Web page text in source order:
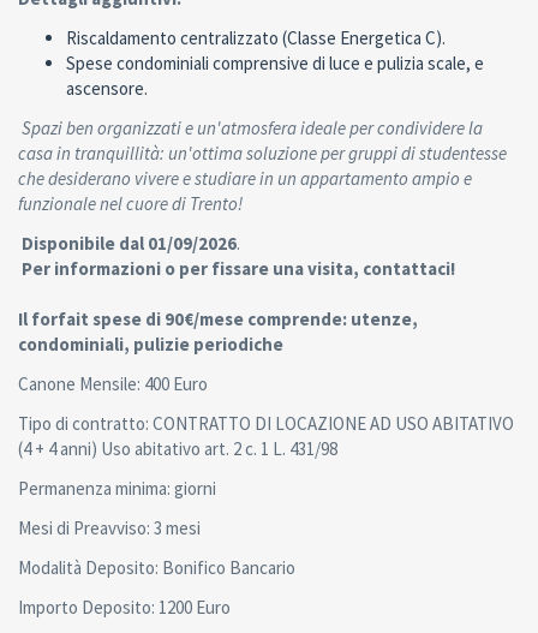
Riscaldamento centralizzato (Classe Energetica C).
Spese condominiali comprensive di luce e pulizia scale, e
ascensore.
Spazi ben organizzati e un'atmosfera ideale per condividere la
casa in tranquillità: un'ottima soluzione per gruppi di studentesse
che desiderano vivere e studiare in un appartamento ampio e
funzionale nel cuore di Trento!
Disponibile dal 01/09/2026.
Per informazioni o per fissare una visita, contattaci!
Il forfait spese di 90€/mese comprende: utenze,
condominiali, pulizie periodiche
Canone Mensile: 400 Euro
Tipo di contratto: CONTRATTO DI LOCAZIONE AD USO ABITATIVO
(4 + 4 anni) Uso abitativo art. 2 c. 1 L. 431/98
Permanenza minima: giorni
Mesi di Preavviso: 3 mesi
Modalità Deposito: Bonifico Bancario
Importo Deposito: 1200 Euro